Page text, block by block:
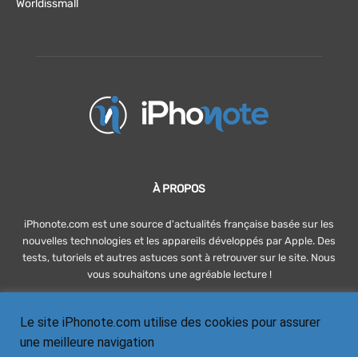
Worldissmall
À PROPOS
iPhonote.com est une source d'actualités française basée sur les
nouvelles technologies et les appareils développés par Apple. Des
tests, tutoriels et autres astuces sont à retrouver sur le site. Nous
vous souhaitons une agréable lecture !
Le site iPhonote.com utilise des cookies pour assurer
une meilleure navigation